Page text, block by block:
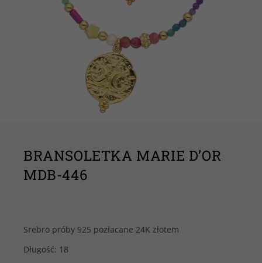
BRANSOLETKA MARIE D’OR
MDB-446
Srebro próby 925 pozłacane 24K złotem
Długość: 18